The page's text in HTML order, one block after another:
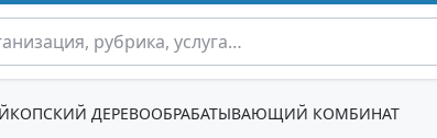
ДЕРЕВООБРАБАТЫВАЮЩИЙ КОМБИНАТ